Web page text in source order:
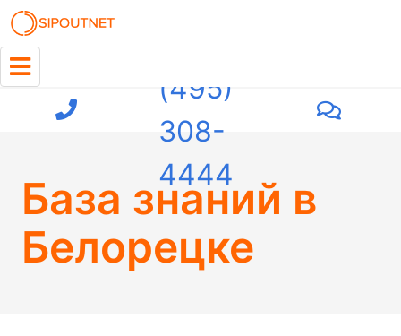
(495)
308-
4444
База знаний в
Белорецке